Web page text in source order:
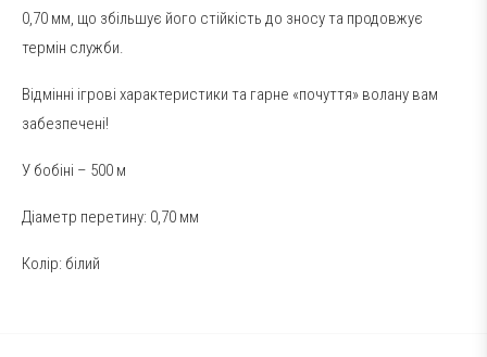
0,70 мм, що збільшує його стійкість до зносу та продовжує
термін служби.
Відмінні ігрові характеристики та гарне «почуття» волану вам
забезпечені!
У бобіні – 500 м
Діаметр перетину: 0,70 мм
Колір: білий